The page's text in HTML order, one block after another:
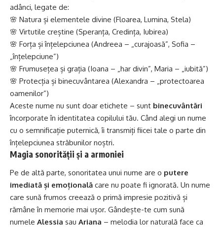
adânci, legate de:
🌸 Natura și elementele divine (Floarea, Lumina, Stela)
🌸 Virtutile creștine (Speranța, Credința, Iubirea)
🌸 Forța și înțelepciunea (Andreea – „curajoasă”, Sofia –
„înțelepciune”)
🌸 Frumusețea și grația (Ioana – „har divin”, Maria – „iubită”)
🌸 Protecția și binecuvântarea (Alexandra – „protectoarea
oamenilor”)
Aceste nume nu sunt doar etichete – sunt binecuvântări
încorporate în identitatea copilului tău. Când alegi un nume
cu o semnificație puternică, îi transmiți fiicei tale o parte din
înțelepciunea străbunilor noștri.
Magia sonorității și a armoniei
Pe de altă parte, sonoritatea unui nume are o putere
imediată și emoțională care nu poate fi ignorată. Un nume
care sună frumos creează o primă impresie pozitivă și
rămâne în memorie mai ușor. Gândește-te cum sună
numele Alessia sau Ariana – melodia lor naturală face ca